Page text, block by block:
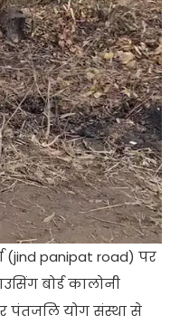
(jind panipat road) पर
बोर्ड कालोनी
पंतजलि योग संस्था से